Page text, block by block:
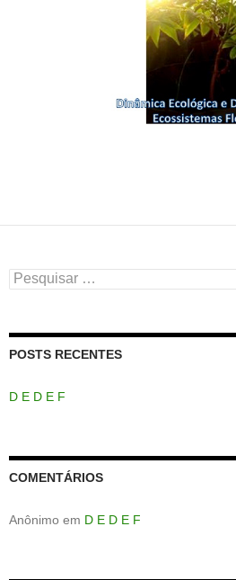
Pesquisar
por:
POSTS RECENTES
D E D E F
COMENTÁRIOS
Anônimo em D E D E F